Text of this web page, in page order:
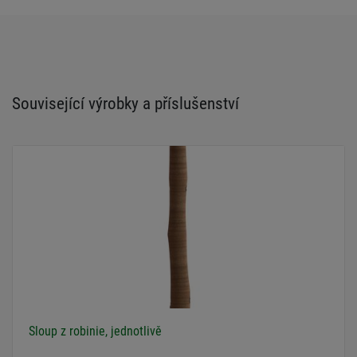
Související výrobky a příslušenství
Sloup z robinie, jednotlivě